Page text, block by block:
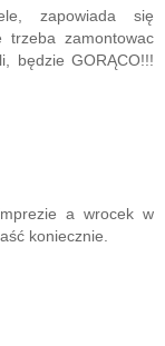
zapowiada się
trzeba zamontowac
będzie GORĄCO!!!
a wrocek w
koniecznie.